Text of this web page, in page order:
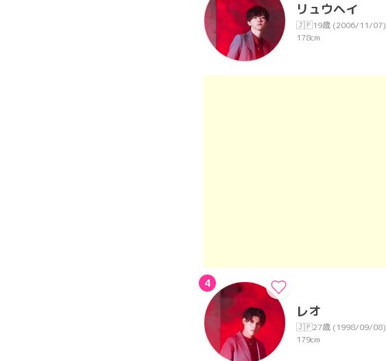
リュウヘイ
🇯🇵19歳 (2006/11/07)
178cm
4
レオ
🇯🇵27歳 (1998/09/08)
179cm